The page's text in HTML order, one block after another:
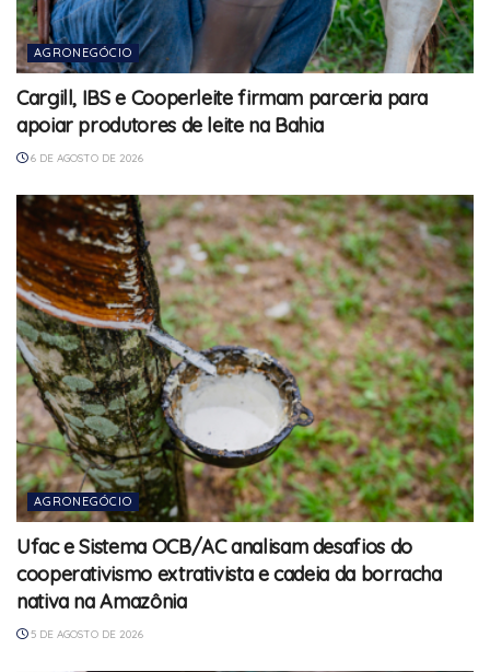
AGRONEGÓCIO
Cargill, IBS e Cooperleite firmam parceria para
apoiar produtores de leite na Bahia
6 DE AGOSTO DE 2026
AGRONEGÓCIO
Ufac e Sistema OCB/AC analisam desafios do
cooperativismo extrativista e cadeia da borracha
nativa na Amazônia
5 DE AGOSTO DE 2026